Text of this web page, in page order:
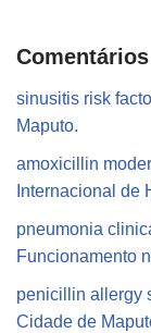
Comentários
sinusitis risk
Maputo.
amoxicillin
Internacional de
pneumonia
Funcionamento
penicillin allergy
Cidade de